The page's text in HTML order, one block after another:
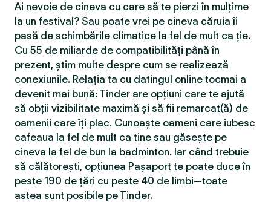
Ai nevoie de cineva cu care să te pierzi în mulțime
la un festival? Sau poate vrei pe cineva căruia îi
pasă de schimbările climatice la fel de mult ca ție.
Cu 55 de miliarde de compatibilităţi până în
prezent, știm multe despre cum se realizează
conexiunile. Relația ta cu datingul online tocmai a
devenit mai bună: Tinder are opțiuni care te ajută
să obții vizibilitate maximă și să fii remarcat(ă) de
oamenii care îți plac. Cunoaște oameni care iubesc
cafeaua la fel de mult ca tine sau găsește pe
cineva la fel de bun la badminton. Iar când trebuie
să călătorești, opțiunea Pașaport te poate duce în
peste 190 de țări cu peste 40 de limbi—toate
astea sunt posibile pe Tinder.